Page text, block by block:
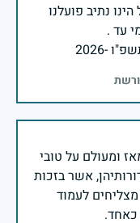
נתיב פועלנו
-2026
ומעולם על טובי
אשר בזכות
לעמוד